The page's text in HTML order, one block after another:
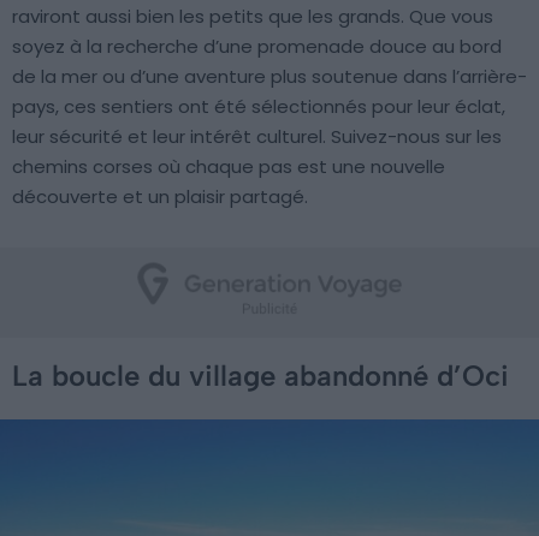
raviront aussi bien les petits que les grands. Que vous
soyez à la recherche d’une promenade douce au bord
de la mer ou d’une aventure plus soutenue dans l’arrière-
pays, ces sentiers ont été sélectionnés pour leur éclat,
leur sécurité et leur intérêt culturel. Suivez-nous sur les
chemins corses où chaque pas est une nouvelle
découverte et un plaisir partagé.
La boucle du village abandonné d’Oci